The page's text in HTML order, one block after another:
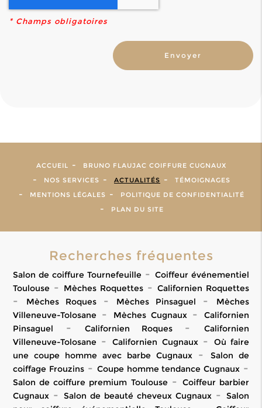
* Champs obligatoires
ACCUEIL
BRUNO FLAUJAC COIFFURE CUGNAUX
NOS SERVICES
ACTUALITÉS
TÉMOIGNAGES
MENTIONS LÉGALES
POLITIQUE DE CONFIDENTIALITÉ
PLAN DU SITE
Recherches fréquentes
Salon de coiffure Tournefeuille
Coiffeur événementiel
Toulouse
Mèches Roquettes
Californien Roquettes
Mèches Roques
Mèches Pinsaguel
Mèches
Villeneuve-Tolosane
Mèches Cugnaux
Californien
Pinsaguel
Californien Roques
Californien
Villeneuve-Tolosane
Californien Cugnaux
Où faire
une coupe homme avec barbe Cugnaux
Salon de
coiffage Frouzins
Coupe homme tendance Cugnaux
Salon de coiffure premium Toulouse
Coiffeur barbier
Cugnaux
Salon de beauté cheveux Cugnaux
Salon